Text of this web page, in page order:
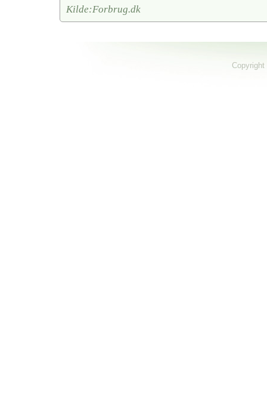
Kilde:Forbrug.dk